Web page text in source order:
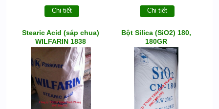
Chi tiết Chi tiết
Stearic Acid (sáp chua)
WILFARIN 1838
Bột Silica (SiO2) 180,
180GR